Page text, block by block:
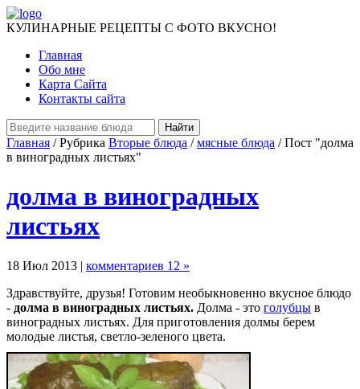
КУЛИНАРНЫЕ РЕЦЕПТЫ С ФОТО ВКУСНО!
Главная
Обо мне
Карта Сайта
Контакты сайта
Главная / Рубрика Вторые блюда /мясные блюда / Пост "долма
в виноградных листьях"
долма в виноградных
листьях
18 Июл 2013 | комментариев 12 »
Здравствуйте, друзья! Готовим необыкновенно вкусное блюдо
- долма в виноградных листьях. Долма - это голубцы в
виноградных листьях. Для приготовления долмы берем
молодые листья, светло-зеленого цвета.